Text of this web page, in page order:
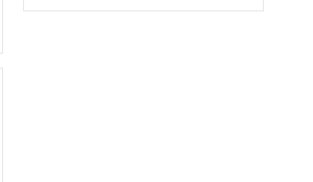
响；<&list>3.稳定器的转向胶套和球头